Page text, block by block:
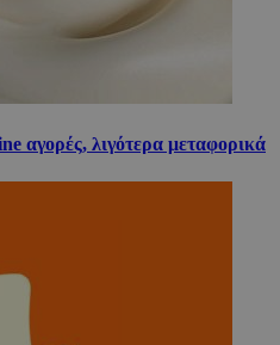
αγορές, λιγότερα μεταφορικά